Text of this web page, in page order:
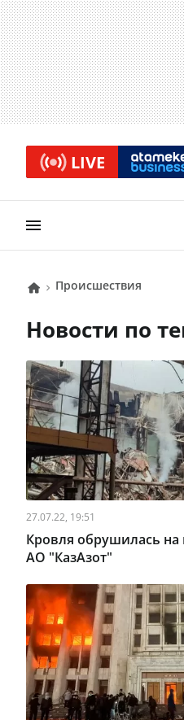
LIVE
Происшествия
Новости по
27.07.22, 19:51
Кровля обрушилась на
АО "КазАзот"